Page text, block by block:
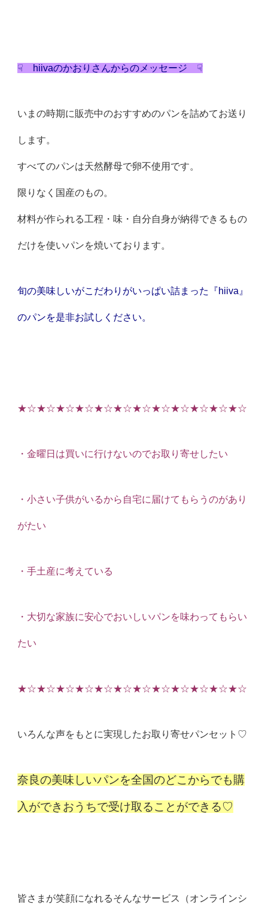
☟ hiivaのかおりさんからのメッセージ ☟
いまの時期に販売中のおすすめのパンを詰めてお送り
します。
すべてのパンは天然酵母で卵不使用です。
限りなく国産のもの。
材料が作られる工程・味・自分自身が納得できるもの
だけを使いパンを焼いております。
旬の美味しいがこだわりがいっぱい詰まった『hiiva』
のパンを是非お試しください。
★☆★☆★☆★☆★☆★☆★☆★☆★☆★☆★☆★☆
・金曜日は買いに行けないのでお取り寄せしたい
・小さい子供がいるから自宅に届けてもらうのがあり
がたい
・手土産に考えている
・大切な家族に安心でおいしいパンを味わってもらい
たい
★☆★☆★☆★☆★☆★☆★☆★☆★☆★☆★☆★☆
いろんな声をもとに実現したお取り寄せパンセット♡
奈良の美味しいパンを全国のどこからでも購
入ができおうちで受け取ることができる♡
皆さまが笑顔になれるそんなサービス（オンラインシ